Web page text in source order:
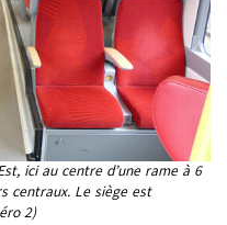
ici au centre d’une rame à 6
centraux. Le siège est
2)